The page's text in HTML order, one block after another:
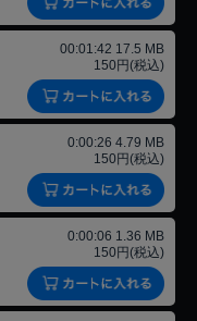
00:01:42 17.5 MB
150円(税込)
0:00:26 4.79 MB
150円(税込)
0:00:06 1.36 MB
150円(税込)